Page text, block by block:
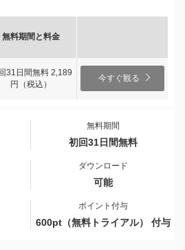
無料期間と料金
31日間無料 2,189
円（税込）
今すぐ観る
無料期間
初回31日間無料
ダウンロード
可能
ポイント付与
600pt（無料トライアル） 付与